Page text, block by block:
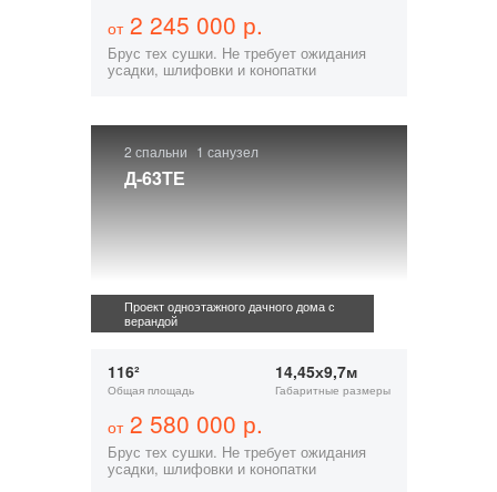
от2 245 000 р.
Брус тех сушки. Не требует ожидания
усадки, шлифовки и конопатки
2 спальни 1 санузел
Д-63ТЕ
Проект одноэтажного дачного дома с
верандой
116²
Общая площадь
14,45х9,7м
Габаритные размеры
от2 580 000 р.
Брус тех сушки. Не требует ожидания
усадки, шлифовки и конопатки